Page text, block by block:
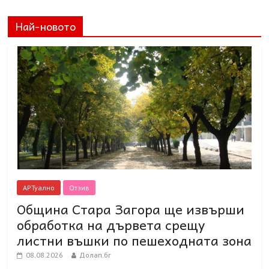
Най-новото
АРТуално Отзив
Община Стара Загора ще извърши
обработка на дървета срещу
листни въшки по пешеходната зона
08.08.2026 Долап.бг